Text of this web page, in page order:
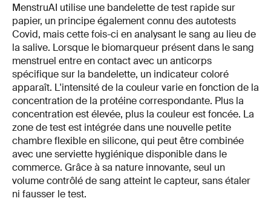
MenstruAI utilise une bandelette de test rapide sur
papier, un principe également connu des autotests
Covid, mais cette fois-ci en analysant le sang au lieu de
la salive. Lorsque le biomarqueur présent dans le sang
menstruel entre en contact avec un anticorps
spécifique sur la bandelette, un indicateur coloré
apparaît. L'intensité de la couleur varie en fonction de la
concentration de la protéine correspondante. Plus la
concentration est élevée, plus la couleur est foncée. La
zone de test est intégrée dans une nouvelle petite
chambre flexible en silicone, qui peut être combinée
avec une serviette hygiénique disponible dans le
commerce. Grâce à sa nature innovante, seul un
volume contrôlé de sang atteint le capteur, sans étaler
ni fausser le test.